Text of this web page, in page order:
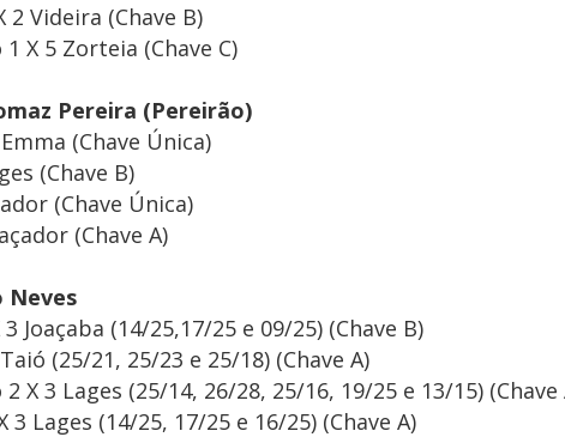
2 Videira (Chave B)
X 5 Zorteia (Chave C)
Pereira (Pereirão)
(Chave Única)
(Chave B)
(Chave Única)
(Chave A)
Neves
Joaçaba (14/25,17/25 e 09/25) (Chave B)
(25/21, 25/23 e 25/18) (Chave A)
X 3 Lages (25/14, 26/28, 25/16, 19/25 e 13/15) (Chave
Lages (14/25, 17/25 e 16/25) (Chave A)